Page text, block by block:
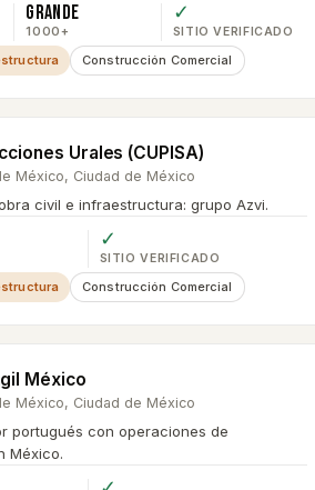
Grande
1000+
✓
SITIO VERIFICADO
Construcción Comercial
Urales (CUPISA)
México, Ciudad de México
civil e infraestructura: grupo Azvi.
✓
SITIO VERIFICADO
Construcción Comercial
México
México, Ciudad de México
portugués con operaciones de
México.